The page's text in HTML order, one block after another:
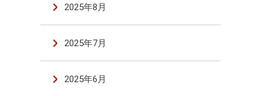
2025年8月
2025年7月
2025年6月